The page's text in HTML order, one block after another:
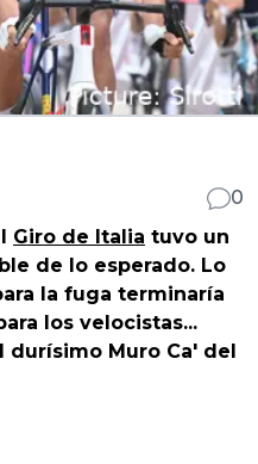
0
Giro de Italia tuvo un
de lo esperado. Lo
la fuga terminaría
los velocistas...
durísimo Muro Ca' del